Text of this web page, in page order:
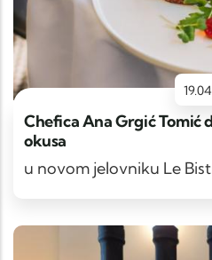
Chefica Ana Grgić Tomić
okusa
u novom jelovniku Le